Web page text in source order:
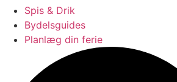
Spis & Drik
Bydelsguides
Planlæg din ferie